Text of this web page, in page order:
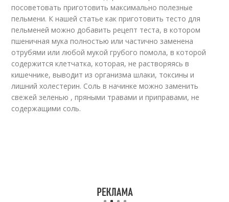
посоветовать приготовить максимально полезные
пельмени. К нашей статье как приготовить тесто для
пельменей можно добавить рецепт теста, в котором
пшеничная мука полностью или частично заменена
отрубями или любой мукой грубого помола, в которой
содержится клетчатка, которая, не растворяясь в
кишечнике, выводит из организма шлаки, токсины и
лишний холестерин. Соль в начинке можно заменить
свежей зеленью , пряными травами и приправами, не
содержащими соль.